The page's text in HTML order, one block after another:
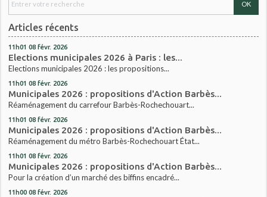
Articles récents
11h01 08 févr. 2026
Elections municipales 2026 à Paris : les...
Elections municipales 2026 : les propositions...
11h01 08 févr. 2026
Municipales 2026 : propositions d'Action Barbès...
Réaménagement du carrefour Barbès-Rochechouart...
11h01 08 févr. 2026
Municipales 2026 : propositions d'Action Barbès...
Réaménagement du métro Barbès-Rochechouart État...
11h01 08 févr. 2026
Municipales 2026 : propositions d'Action Barbès...
Pour la création d’un marché des biffins encadré...
11h00 08 févr. 2026